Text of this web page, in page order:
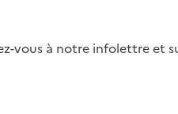
vous à notre infolettre et